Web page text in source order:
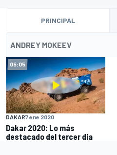
PRINCIPAL
ANDREY MOKEEV
05:05
DAKAR7 ene 2020
Dakar 2020: Lo más
destacado del tercer día